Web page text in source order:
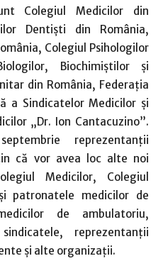
Colegiul Medicilor din
Dentişti din România,
Colegiul Psihologilor
Biochimiştilor şi
din România, Federaţia
a Sindicatelor Medicilor şi
„Dr. Ion Cantacuzino”.
reprezentanţii
că vor avea loc alte noi
Medicilor, Colegiul
patronatele medicilor de
de ambulatoriu,
reprezentanţii
şi alte organizaţii.